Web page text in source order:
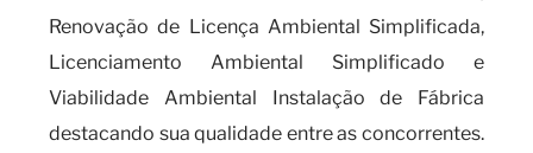
Renovação de Licença Ambiental Simplificada,
Licenciamento Ambiental Simplificado e
Viabilidade Ambiental Instalação de Fábrica
destacando sua qualidade entre as concorrentes.